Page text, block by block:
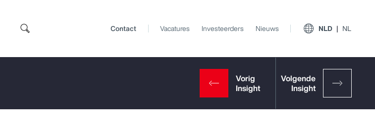
Contact Vacatures Investeerders Nieuws NLD NL